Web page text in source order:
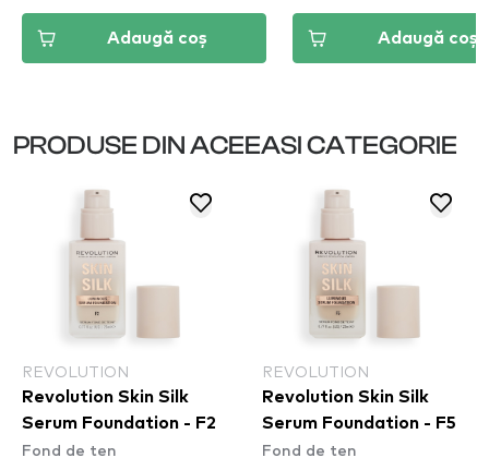
Adaugă coș Adaugă coș
PRODUSE DIN ACEEASI CATEGORIE
REVOLUTION
Revolution Skin Silk
Serum Foundation - F2
Fond de ten
REVOLUTION
Revolution Skin Silk
Serum Foundation - F5
Fond de ten